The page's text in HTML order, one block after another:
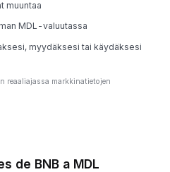
muuntaa
MDL-valuutassa
myydäksesi tai käydäksesi
markkinatietojen
de BNB a MDL